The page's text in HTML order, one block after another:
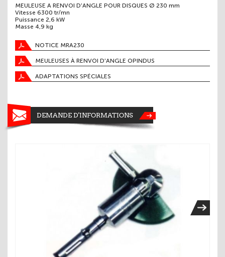
MEULEUSE A RENVOI D'ANGLE POUR DISQUES Ø 230 mm
Vitesse 6300 tr/mn
Puissance 2,6 kW
Masse 4,9 kg
NOTICE MRA230
MEULEUSES À RENVOI D'ANGLE OPINDUS
ADAPTATIONS SPÉCIALES
DEMANDE D'INFORMATIONS